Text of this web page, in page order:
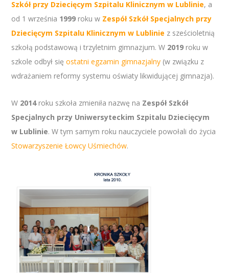
Szkół przy Dziecięcym Szpitalu Klinicznym w Lublinie, a
od 1 września 1999 roku w Zespół Szkół Specjalnych przy
Dziecięcym Szpitalu Klinicznym w Lublinie z sześcioletnią
szkołą podstawową i trzyletnim gimnazjum. W 2019 roku w
szkole odbył sięostatni egzamin gimnazjalny (w związku z
wdrażaniem reformy systemu oświaty likwidującej gimnazja).
W 2014roku szkoła zmieniła nazwę na Zespół Szkół
Specjalnych przy Uniwersyteckim Szpitalu Dziecięcym
w Lublinie. W tym samym roku nauczyciele powołali do życia
Stowarzyszenie Łowcy Uśmiechów.